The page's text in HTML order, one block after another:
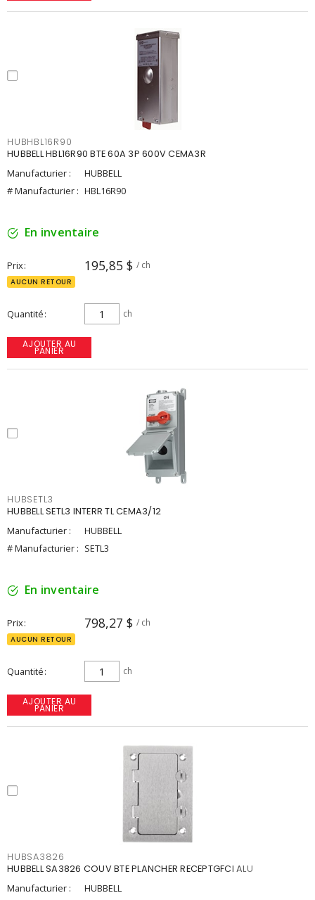
HUBHBL16R90
HUBBELL HBL16R90 BTE 60A 3P 600V CEMA3R
Manufacturier :
HUBBELL
# Manufacturier : HBL16R90
En inventaire
Prix 195,85 $ / ch
AUCUN RETOUR
Quantité ch
AJOUTER AU
PANIER
HUBSETL3
HUBBELL SETL3 INTERR TL CEMA3/12
Manufacturier :
HUBBELL
# Manufacturier : SETL3
En inventaire
Prix 798,27 $ / ch
AUCUN RETOUR
Quantité ch
AJOUTER AU
PANIER
HUBSA3826
HUBBELL SA3826 COUV BTE PLANCHER RECEPTGFCI ALU
Manufacturier :
HUBBELL